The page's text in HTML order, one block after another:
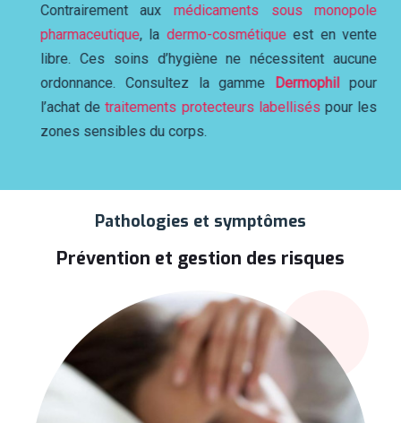
Contrairement aux
médicaments sous monopole
pharmaceutique, ladermo-cosmétiqueest en vente
libre. Ces soins d’hygiène ne nécessitent aucune
ordonnance. Consultez la gamme
Dermophilpour
l’achat detraitements protecteurs labelliséspour les
zones sensibles du corps.
Pathologies et symptômes
Prévention et gestion des risques